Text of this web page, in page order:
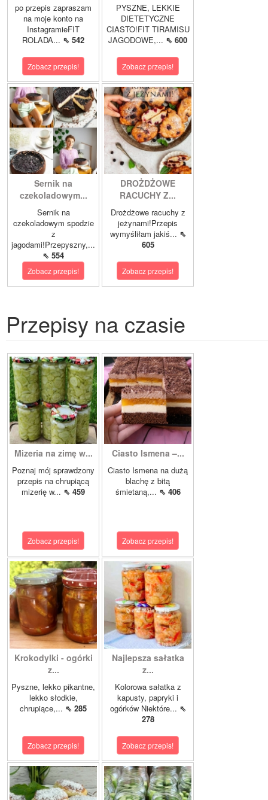
po przepis zapraszam
na moje konto na
InstagramieFIT
ROLADA... ⇖ 542
Zobacz przepis!
PYSZNE, LEKKIE
DIETETYCZNE
CIASTO!FIT TIRAMISU
JAGODOWE,... ⇖ 600
Zobacz przepis!
Sernik na
czekoladowym...
Sernik na
czekoladowym spodzie
z
jagodami!Przepyszny,...
⇖ 554
Zobacz przepis!
DROŻDŻOWE
RACUCHY Z...
Drożdżowe racuchy z
jeżynami!Przepis
wymyśliłam jakiś... ⇖
605
Zobacz przepis!
Przepisy na czasie
Mizeria na zimę w...
Poznaj mój sprawdzony
przepis na chrupiącą
mizerię w... ⇖ 459
Zobacz przepis!
Ciasto Ismena –...
Ciasto Ismena na dużą
blachę z bitą
śmietaną,... ⇖ 406
Zobacz przepis!
Krokodylki - ogórki
z...
Pyszne, lekko pikantne,
lekko słodkie,
chrupiące,... ⇖ 285
Zobacz przepis!
Najlepsza sałatka
z...
Kolorowa sałatka z
kapusty, papryki i
ogórków Niektóre... ⇖
278
Zobacz przepis!